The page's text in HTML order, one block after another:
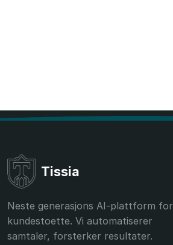
Tissia
Neste generasjons AI-plattform for
kundestoette. Vi automatiserer
samtaler, forsterker resultater.